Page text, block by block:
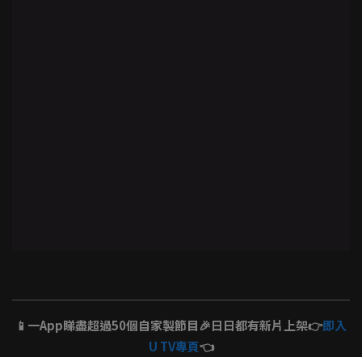
📱一App睇盡超過50個自家製節目🎉日日都有新片上架👉即入
U TV專頁👈